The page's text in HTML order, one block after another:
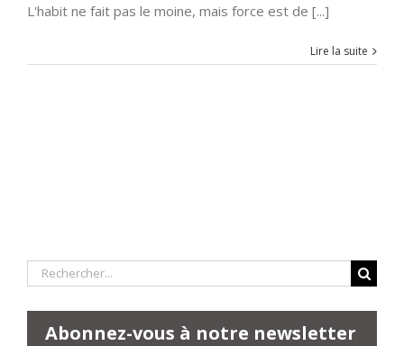
L'habit ne fait pas le moine, mais force est de [...]
Lire la suite
Rechercher:
Abonnez-vous à notre newsletter